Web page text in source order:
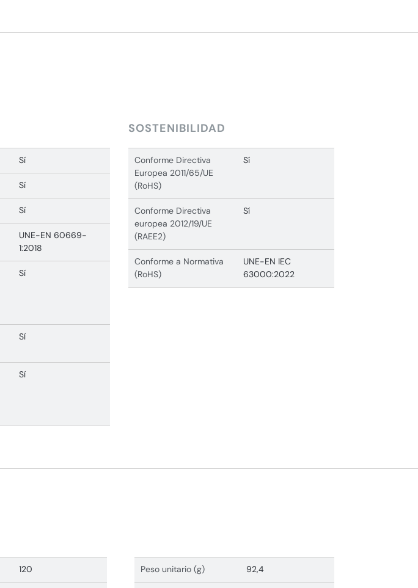
Sí
Sí
Sí
UNE-EN 60669-
1:2018
Sí
Sí
Sí
SOSTENIBILIDAD
Conforme Directiva
Europea 2011/65/UE
(RoHS)
Sí
Conforme Directiva
europea 2012/19/UE
(RAEE2)
Sí
Conforme a Normativa
(RoHS)
UNE-EN IEC
63000:2022
120 Peso unitario (g) 92,4